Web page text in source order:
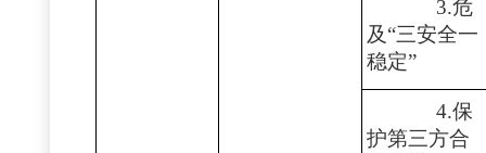
3.危
及“三安全一
稳定”
4.保
护第三方合